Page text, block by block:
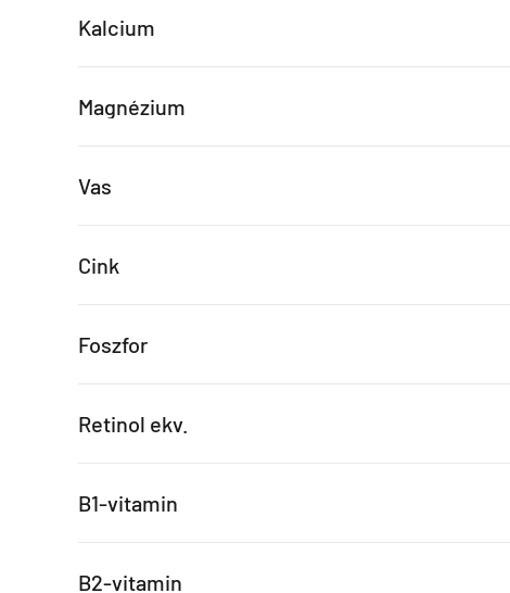
Kalcium
Magnézium
Vas
Cink
Foszfor
Retinol ekv.
B1-vitamin
B2-vitamin